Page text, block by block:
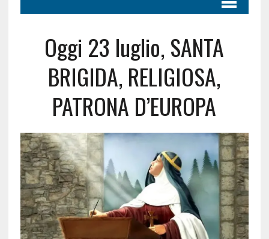
Oggi 23 luglio, SANTA
BRIGIDA, RELIGIOSA,
PATRONA D’EUROPA